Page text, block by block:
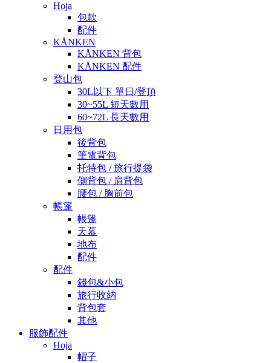
Hoja
包款
配件
KÅNKEN
KÅNKEN 背包
KÅNKEN 配件
登山包
30L以下 單日/登頂
30~55L 短天數用
60~72L 長天數用
日用包
後背包
筆電背包
托特包 / 旅行提袋
側背包 / 肩背包
腰包 / 胸前包
帳篷
帳篷
天幕
地布
配件
配件
錢包&小包
旅行收納
背包套
其他
服飾配件
Hoja
帽子